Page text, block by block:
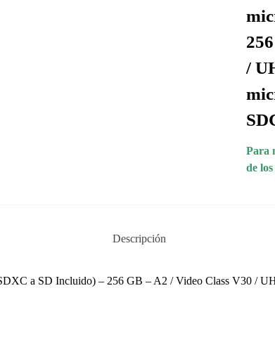
/
Para
de
Descripción
a SD Incluido) – 256 GB – A2 / Video Class V30 /